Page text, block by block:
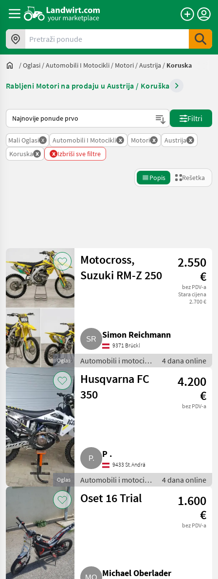
Pretraži ponude
/Oglasi /Automobili I Motocikli / Motori /Austrija / Koruska
Rabljeni Motori na prodaju u Austrija / Koruška
Tako se sortira na Landwirt.com
Filtri
Mali Oglasi x Automobili I Motocikli x Motori x Austrija x
Koruska x x Izbriši sve filtre
Popis Rešetka
Kategorija 4 Država 2
TRENUTNA
STAZA
Auto,
kamion,
moped
Automobili I
Motocikli
Motori
ODABERITE
KATEGORIJU
Sonstige
23
Puch
5
KTM / Husaberg
Suzuki
3
TGB
1
Prikaži
sve (7)
MARKETPLACE
Poništi
Prikaži
38
rezultata
Oglas
Motocross,
Suzuki RM-Z 250
2.550
€
bez PDV-a
Stara cijena
2.700 €
Simon Reichmann
9371 Brückl
Automobili i motocikli
/ Motori
4 dana online
Oglas
Husqvarna FC
350
4.200
€
bez PDV-a
P .
9433 St.Andrä
Automobili i motocikli
/ Motori
4 dana online
Oset 16 Trial
1.600
€
bez PDV-a
Michael Oberlader